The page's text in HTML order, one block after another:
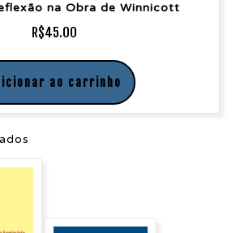
na Obra de Winnicott
R$45.00
ao carrinho